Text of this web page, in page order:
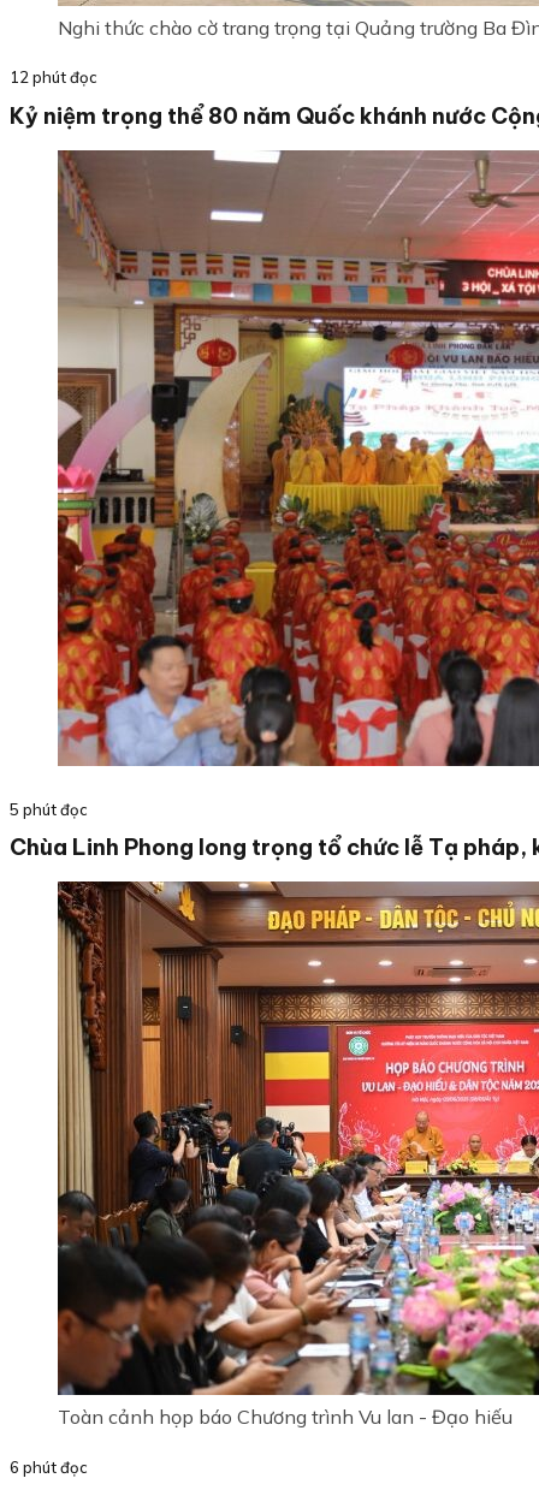
Nghi thức chào cờ trang trọng tại Quảng trường Ba
12 phút đọc
Kỷ niệm trọng thể 80 năm Quốc khánh nước
5 phút đọc
Chùa Linh Phong long trọng tổ chức lễ Tạ
Toàn cảnh họp báo Chương trình Vu lan - Đạo hiếu
6 phút đọc